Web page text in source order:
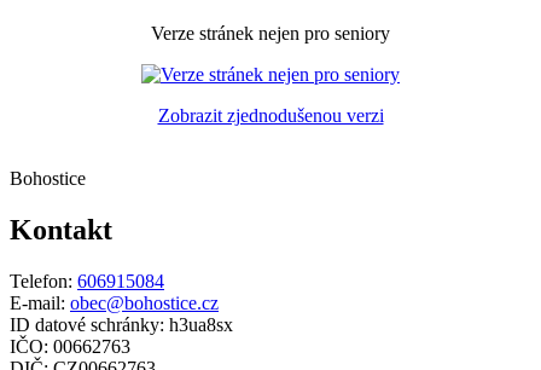
Verze stránek nejen pro seniory
Zobrazit zjednodušenou verzi
Bohostice
Kontakt
Telefon: 606915084
E-mail: obec@bohostice.cz
ID datové schránky: h3ua8sx
IČO: 00662763